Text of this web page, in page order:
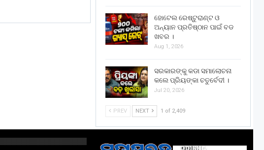
ହୋଟେଲ ରେଷ୍ଟୁରାଣ୍ଟ ଓ
ଅନ୍ୟାନ ପ୍ରତିଷ୍ଠାନ ପାଇଁ ବଡ
ଖବର ।
Aug 1, 2026
ସରକାରଙ୍କୁ କଡା ସମାଲୋଚନା
କଲେ ପ୍ରିୟଙ୍କା ଚତୁର୍ବେଦୀ ।
Jul 20, 2026
PREV NEXT 1 of 2,409